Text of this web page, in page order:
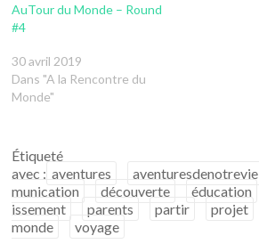
AuTour du Monde – Round
#4
30 avril 2019
Dans "A la Rencontre du
Monde"
Étiqueté
avec : aventures aventuresdenotrevie
munication
découverte éducation
issement
parents partir projet
monde
voyage